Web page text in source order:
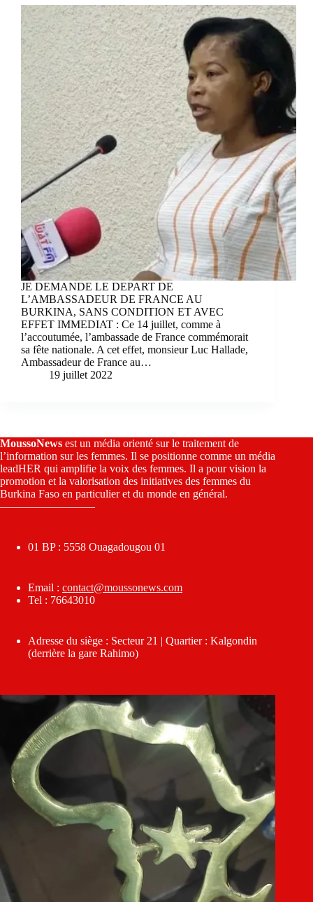
JE DEMANDE LE DEPART DE
L’AMBASSADEUR DE FRANCE AU
BURKINA, SANS CONDITION ET AVEC
EFFET IMMEDIAT : Ce 14 juillet, comme à
l’accoutumée, l’ambassade de France commémorait
sa fête nationale. A cet effet, monsieur Luc Hallade,
Ambassadeur de France au…
19 juillet 2022
MoussoNews est un média orienté sur le traitement de
l’information sur les femmes. Il se positionne comme un média
leadHER qui amplifie la voix des femmes. Il a pour vision la
promotion et la valorisation des initiatives des femmes du
Burkina Faso en particulier et du monde en général.
————————–
01 BP : 5558 Ouagadougou 01
Email : contact@moussonews.com
Tel : 76643010
Adresse du siège : Secteur 21 | Quartier : Kalgondin
(derrière la gare Rahimo)